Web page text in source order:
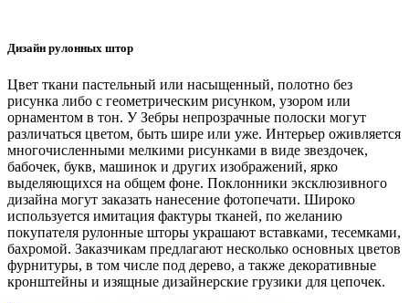
Дизайн рулонных штор
Цвет ткани пастельный или насыщенный, полотно без
рисунка либо с геометрическим рисунком, узором или
орнаментом в тон. У Зебры непрозрачные полоски могут
различаться цветом, быть шире или уже. Интерьер оживляется
многочисленными мелкими рисунками в виде звездочек,
бабочек, букв, машинок и других изображений, ярко
выделяющихся на общем фоне. Поклонники эксклюзивного
дизайна могут заказать нанесение фотопечати. Широко
используется имитация фактуры тканей, по желанию
покупателя рулонные шторы украшают вставками, тесемками,
бахромой. Заказчикам предлагают несколько основных цветов
фурнитуры, в том числе под дерево, а также декоративные
кронштейны и изящные дизайнерские грузики для цепочек.